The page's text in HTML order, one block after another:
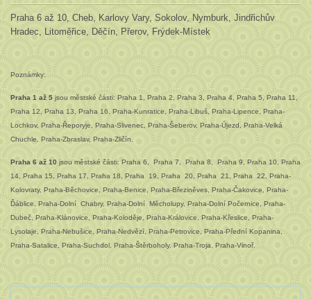
Praha 6 až 10, Cheb, Karlovy Vary, Sokolov, Nymburk, Jindřichův
Hradec, Litoměřice, Děčín, Přerov, Frýdek-Místek
Poznámky:
Praha 1 až 5jsou městské části: Praha 1, Praha 2, Praha 3, Praha 4, Praha 5, Praha 11,
Praha 12, Praha 13, Praha 16, Praha-Kunratice, Praha-Libuš, Praha-Lipence, Praha-
Lochkov, Praha-Řeporyje, Praha-Slivenec, Praha-Šeberov, Praha-Újezd, Praha-Velká
Chuchle, Praha-Zbraslav, Praha-Zličín.
Praha 6 až 10 jsou městské části: Praha 6, Praha 7, Praha 8, Praha 9, Praha 10, Praha
14, Praha 15, Praha 17, Praha 18, Praha 19, Praha 20, Praha 21, Praha 22, Praha-
Kolovraty, Praha-Běchovice, Praha-Benice, Praha-Březiněves, Praha-Čakovice, Praha-
Ďáblice, Praha-Dolní Chabry, Praha-Dolní Měcholupy, Praha-Dolní Počernice, Praha-
Dubeč, Praha-Klánovice, Praha-Koloděje, Praha-Královice, Praha-Křeslice, Praha-
Lysolaje, Praha-Nebušice, Praha-Nedvězí, Praha-Petrovice, Praha-Přední Kopanina,
Praha-Satalice, Praha-Suchdol, Praha-Štěrboholy, Praha-Troja, Praha-Vinoř.